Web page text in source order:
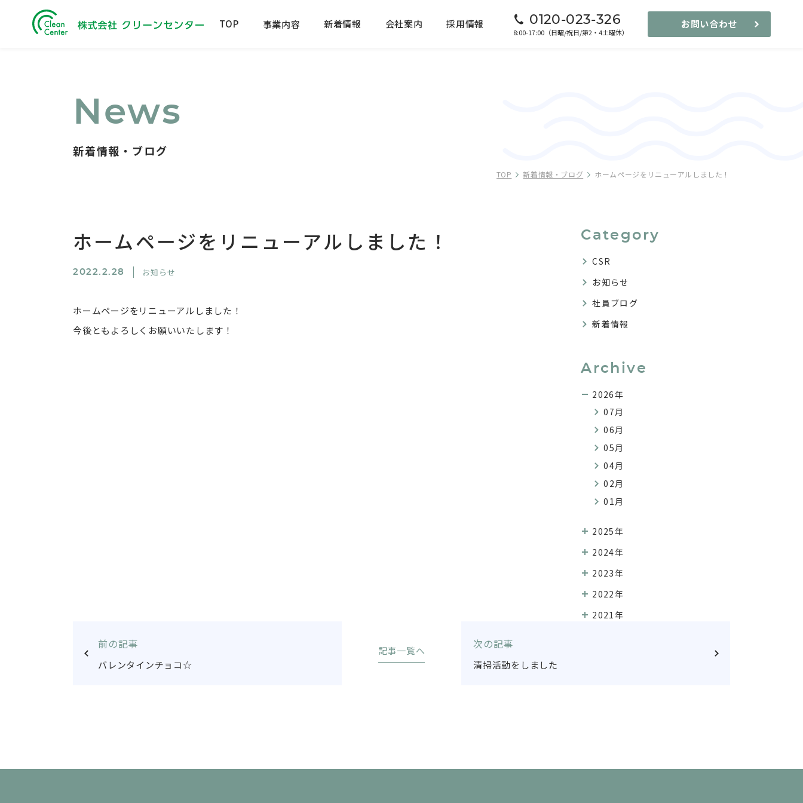
TOP 事業内容 新着情報 会社案内 採用情報 0120-023-326
8:00-17:00（日曜/祝日/第2・4土曜休）
お問い合わせ
News
新着情報・ブログ
TOP 新着情報・ブログ ホームページをリニューアルしました！
ホームページをリニューアルしました！
2022.2.28 お知らせ
ホームページをリニューアルしました！
今後ともよろしくお願いいたします！
Category
CSR
お知らせ
社員ブログ
新着情報
Archive
2026年
07月
06月
05月
04月
02月
01月
2025年
2024年
2023年
2022年
2021年
前の記事
バレンタインチョコ☆
記事一覧へ 次の記事
清掃活動をしました